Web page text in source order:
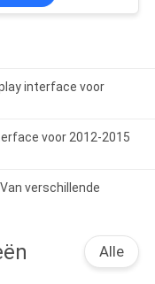
interface voor
voor 2012-2015
verschillende
Alle